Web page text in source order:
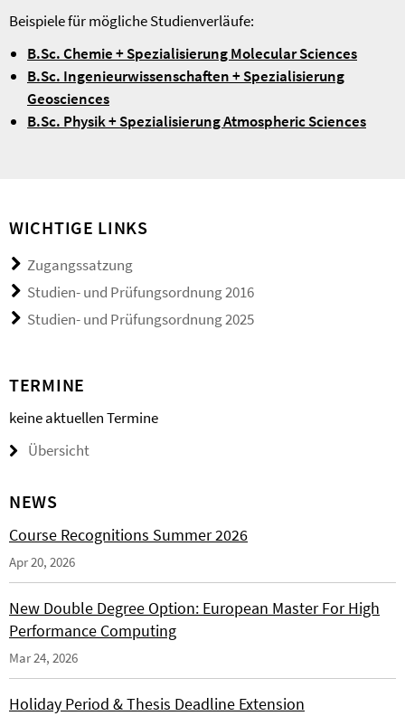
Beispiele für mögliche Studienverläufe:
B.Sc. Chemie + Spezialisierung Molecular Sciences
B.Sc. Ingenieurwissenschaften + Spezialisierung
Geosciences
B.Sc. Physik + Spezialisierung Atmospheric Sciences
WICHTIGE LINKS
Zugangssatzung
Studien- und Prüfungsordnung 2016
Studien- und Prüfungsordnung 2025
TERMINE
keine aktuellen Termine
Übersicht
NEWS
Course Recognitions Summer 2026
Apr 20, 2026
New Double Degree Option: European Master For High
Performance Computing
Mar 24, 2026
Holiday Period & Thesis Deadline Extension